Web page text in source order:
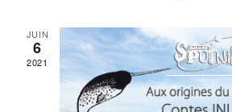
JUIN
6
2021